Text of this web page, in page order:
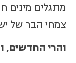
מתגלים מינים
צמחי הבר של ישראל,
והרי החדשים,